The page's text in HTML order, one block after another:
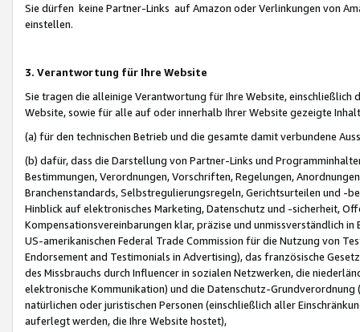
Sie dürfen keine Partner-Links auf Amazon oder Verlinkungen von
einstellen.
3. Verantwortung für Ihre Website
Sie tragen die alleinige Verantwortung für Ihre Website,
Website, sowie für alle auf oder innerhalb Ihrer Website gezeigte
(a) für den technischen Betrieb und die gesamte damit verbundene
(b) dafür, dass die Darstellung von Partner-Links und
Bestimmungen, Verordnungen, Vorschriften, Regelungen,
Branchenstandards, Selbstregulierungsregeln, Gerichtsurteilen und -
Hinblick auf elektronisches Marketing, Datenschutz und -sicherheit,
Kompensationsvereinbarungen klar, präzise und unmissverständlich
US-amerikanischen Federal Trade Commission für die Nutzung von
Endorsement and Testimonials in Advertising), das französische
des Missbrauchs durch Influencer in sozialen Netzwerken, die
elektronische Kommunikation) und die Datenschutz-
natürlichen oder juristischen Personen (einschließlich aller
auferlegt werden, die Ihre Website hostet),